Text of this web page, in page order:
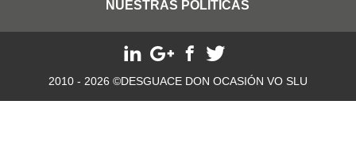
NUESTRAS POLITICAS
2010 - 2026 ©DESGUACE DON OCASIÓN VO SLU